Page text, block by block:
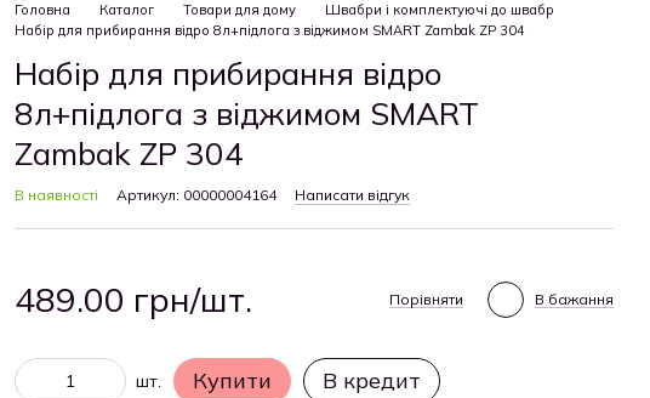
Головна Каталог Товари для дому
Швабри і комплектуючі до швабр
Набір для прибирання відро 8л+підлога з віджимом SMART Zambak ZP 304
Набір для прибирання відро
8л+підлога з віджимом SMART
Zambak ZP 304
В наявності Артикул: 00000004164 Написати відгук
489.00 грн/шт. Порівняти В бажання
шт. Купити В кредит